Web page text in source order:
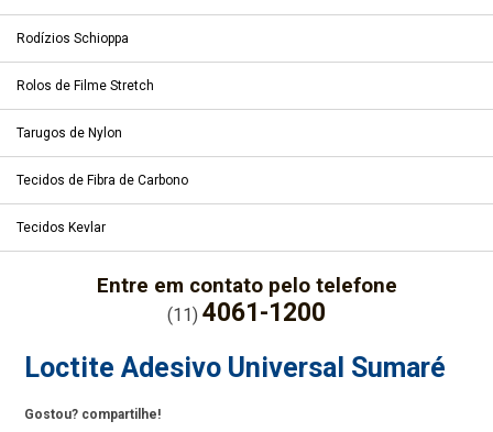
Rodízios Schioppa
Rolos de Filme Stretch
Tarugos de Nylon
Tecidos de Fibra de Carbono
Tecidos Kevlar
Entre em contato pelo telefone
(11) 4061-1200
Loctite Adesivo Universal Sumaré
Gostou? compartilhe!